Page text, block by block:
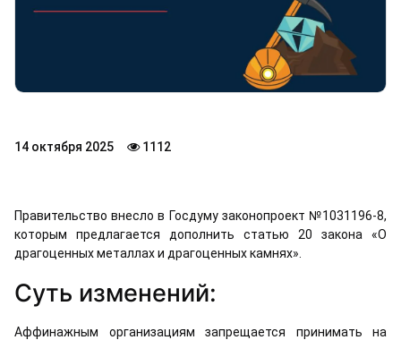
14 октября 2025 1112
Правительство внесло в Госдуму законопроект №1031196-8,
которым предлагается дополнить статью 20 закона «О
драгоценных металлах и драгоценных камнях».
Суть изменений:
Аффинажным организациям запрещается принимать на